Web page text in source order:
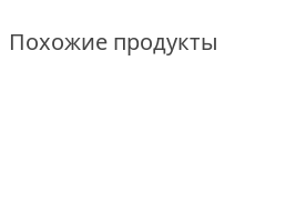
Похожие продукты